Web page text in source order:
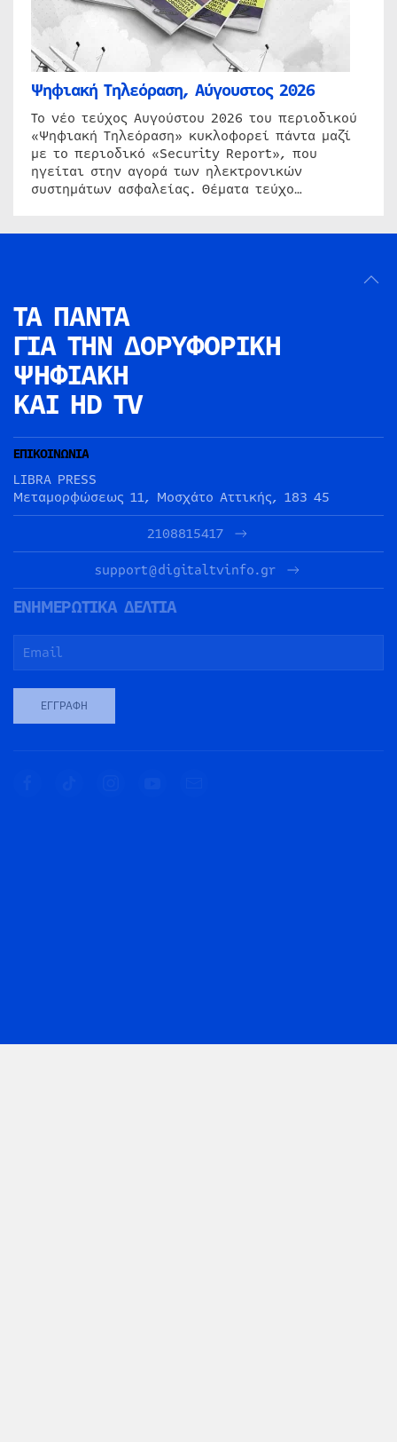
Ψηφιακή Τηλεόραση, Αύγουστος 2026
Το νέο τεύχος Αυγούστου 2026 του περιοδικού
«Ψηφιακή Τηλεόραση» κυκλοφορεί πάντα μαζί
με το περιοδικό «Security Report», που
ηγείται στην αγορά των ηλεκτρονικών
συστημάτων ασφαλείας. Θέματα τεύχο…
ΤΑ ΠΑΝΤΑ
ΓΙΑ ΤΗΝ ΔΟΡΥΦΟΡΙΚΗ
ΨΗΦΙΑΚΗ
ΚΑΙ HD TV
ΕΠΙΚΟΙΝΩΝΙΑ
LIBRA PRESS
Μεταμορφώσεως 11, Μοσχάτο Αττικής, 183 45
2108815417
support@digitaltvinfo.gr
ΕΝΗΜΕΡΩΤΙΚΑ ΔΕΛΤΙΑ
ΕΓΓΡΑΦΉ